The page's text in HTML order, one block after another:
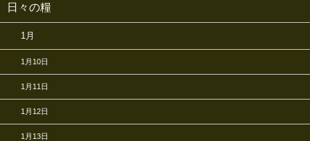
日々の糧
1月
1月10日
1月11日
1月12日
1月13日